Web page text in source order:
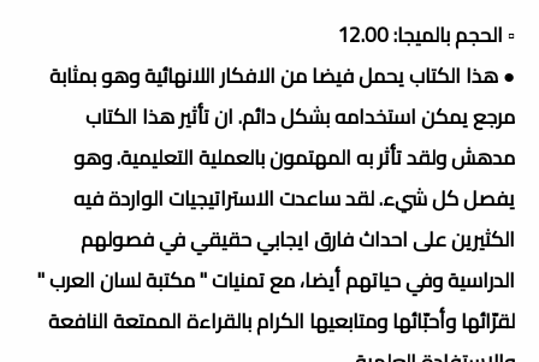
▫️ الحجم بالميجا: 12.00
● هذا الكتاب يحمل فيضا من الافكار اللانهائية وهو بمثابة
مرجع يمكن استخدامه بشكل دائم. ان تأثير هذا الكتاب
مدهش ولقد تأثر به المهتمون بالعملية التعليمية. وهو
يفصل كل شيء. لقد ساعدت الاستراتيجيات الواردة فيه
الكثيرين على احداث فارق ايجابي حقيقي في فصولهم
الدراسية وفي حياتهم أيضا، مع تمنيات " مكتبة لسان العرب "
لقرّائها وأحبّائها ومتابعيها الكرام بالقراءة الممتعة النافعة